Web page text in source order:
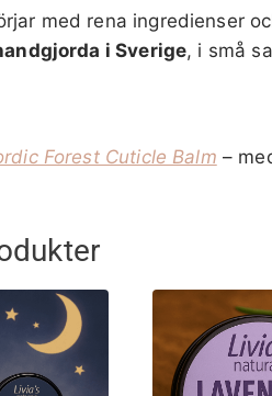
med rena ingredienser
i Sverige, i små
Forest Cuticle Balm –